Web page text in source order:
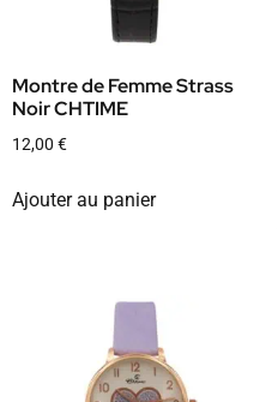
Montre de Femme Strass
Noir CHTIME
12,00 €
Ajouter au panier